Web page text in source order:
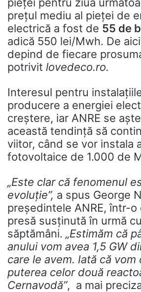
prețul mediu al pieței de
electrică a fost de 55 de
adică 550 lei/Mwh. De
depind de fiecare
potrivit lovedeco.ro.
Interesul pentru
producere a energiei
creștere, iar ANRE se
această tendință să
viitor, când se vor instala
fotovoltaice de 1.000 de
„Este clar că fenomenul
evoluție”, a spus George
președintele ANRE, într-
presă susținută în urmă
săptămâni. „Estimăm că
anului vom avea 1,5 GW
care le avem. Iată că vom
puterea celor două
Cernavodă”, a mai